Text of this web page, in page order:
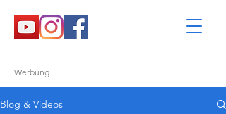
Werbung
Blog & Videos